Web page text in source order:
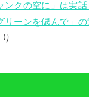
ンクの空に」は実
リーンを偲んで」の